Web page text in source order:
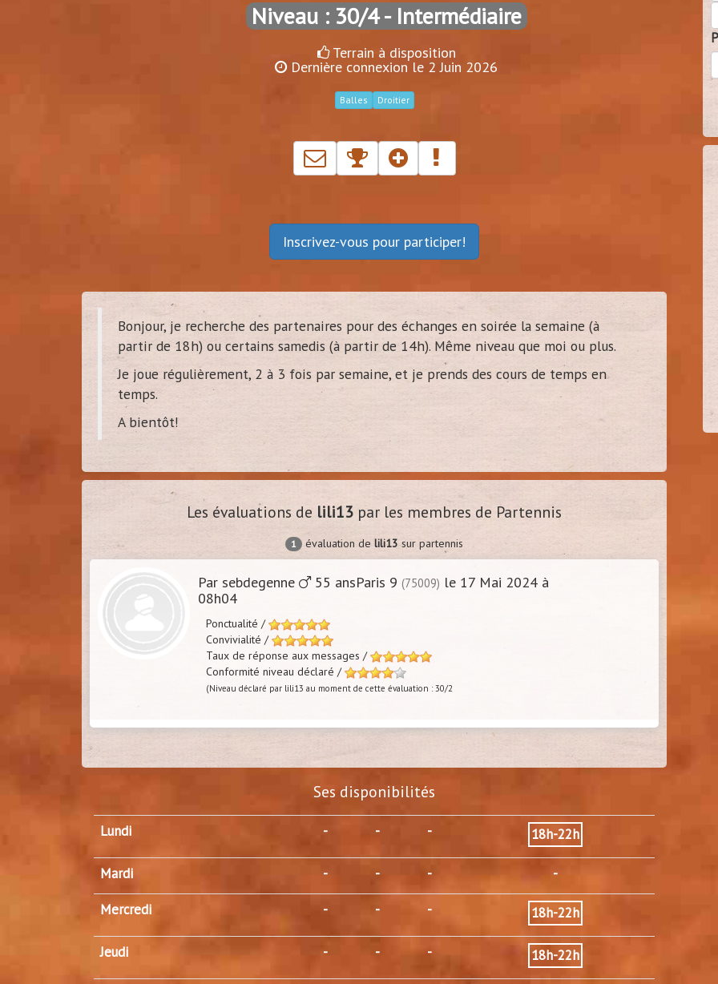
Niveau : 30/4- Intermédiaire
Terrain à disposition
Dernière connexion le 2 Juin 2026
Balles Droitier
Inscrivez-vous pour participer!
Bonjour, je recherche des partenaires pour des échanges en soirée la semaine (à
partir de 18h) ou certains samedis (à partir de 14h). Même niveau que moi ou plus.
Je joue régulièrement, 2 à 3 fois par semaine, et je prends des cours de temps en
temps.
A bientôt!
Les évaluations de lili13 par les membres de Partennis
1 évaluation de lili13 sur partennis
Par sebdegenne 55 ansParis 9 (75009) le 17 Mai 2024 à
08h04
Ponctualité /
Convivialité /
Taux de réponse aux messages /
Conformité niveau déclaré /
(Niveau déclaré par lili13 au moment de cette évaluation : 30/2
Ses disponibilités
Lundi - - - 18h-22h
Mardi - - - -
Mercredi - - - 18h-22h
Jeudi - - - 18h-22h
damien37
40
tony35
40
(